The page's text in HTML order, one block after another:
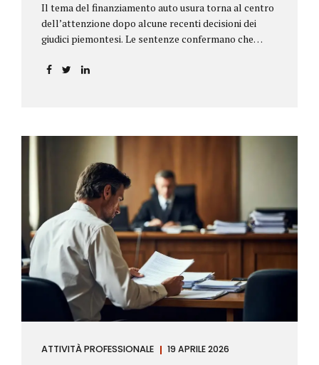
Il tema del finanziamento auto usura torna al centro
dell’attenzione dopo alcune recenti decisioni dei
giudici piemontesi. Le sentenze confermano che
incidere sul calcolo del tasso effettivo e aprire la
ATTIVITÀ PROFESSIONALE 19 APRILE 2026